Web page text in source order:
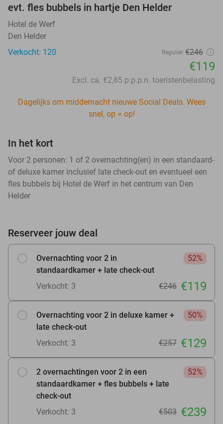
evt. fles bubbels in hartje Den Helder
Hotel de Werf
Den Helder
Verkocht: 120
Regulier €246
€119
Excl. ca. €2,85 p.p.p.n. toeristenbelasting
Dagelijks om middernacht nieuwe Social Deals. Wees
snel, op = op!
In het kort
Voor 2 personen: 1 of 2 overnachting(en) in een standaard-
of deluxe kamer inclusief late check-out en eventueel een
fles bubbels bij Hotel de Werf in het centrum van Den
Helder
Reserveer jouw deal
Overnachting voor 2 in
standaardkamer + late check-out
52%
Verkocht: 3 €246 €119
Overnachting voor 2 in deluxe kamer +
late check-out
50%
Verkocht: 3 €257 €129
2 overnachtingen voor 2 in een
standaardkamer + fles bubbels + late
check-out
52%
Verkocht: 3 €503 €239